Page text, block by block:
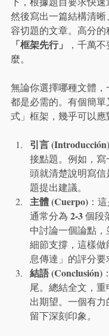
然後寫出一篇結構清
容切題的文章。高分的
「框架先行」
，千萬
麼。
無論你選擇哪種文體
都是必需的。有個簡
式」框架，幾乎可以應
引言 (Introducción)
接點題。例如，
頭就清楚說明寫
題提出建議。
主體 (Cuerpo) ：
通常分為 2-3 個段
中討論一個論點
細節支撐，這樣
息傳達」的評分要
結語 (Conclusión)
尾。總結全文，
出期望。一個有
留下深刻印象。